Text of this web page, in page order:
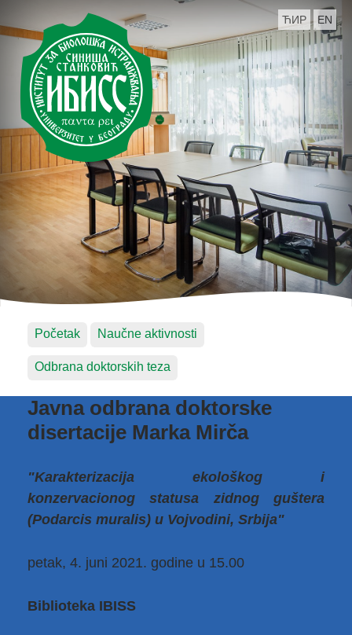
ЋИР EN
Početak Naučne aktivnosti
Odbrana doktorskih teza
Javna odbrana doktorske
disertacije Marka Mirča
"Karakterizacija ekološkog i
konzervacionog statusa zidnog guštera
(Podarcis muralis) u Vojvodini, Srbija"
petak, 4. juni 2021. godine u 15.00
Biblioteka IBISS